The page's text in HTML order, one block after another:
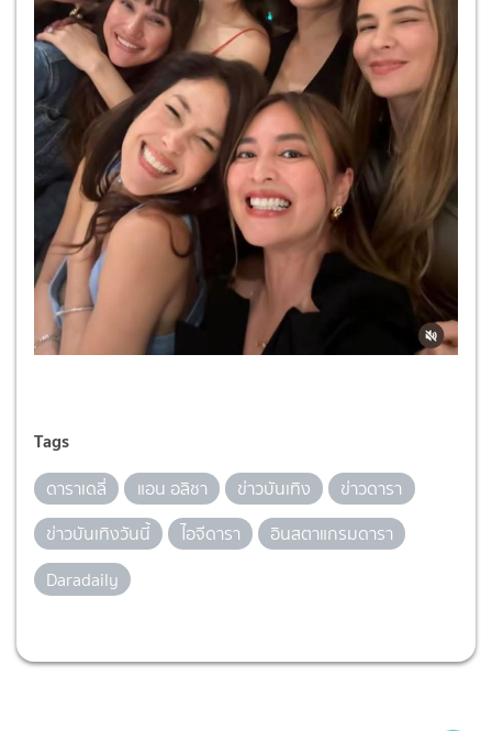
Tags
ดาราเดลี่ แอน อลิชา ข่าวบันเทิง
ข่าวดารา
ข่าวบันเทิงวันนี้
ไอจีดารา
อินสตาแกรมดารา
Daradaily